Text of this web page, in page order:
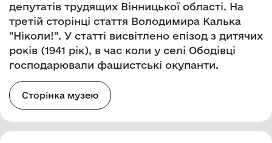
депутатів трудящих Вінницької області. На
третій сторінці стаття Володимира Калька
"Ніколи!". У статті висвітлено епізод з дитячих
років (1941 рік), в час коли у селі Ободівці
господарювали фашистські окупанти.
Сторінка музею